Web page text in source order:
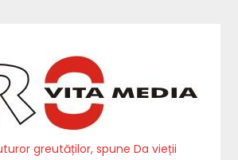
greutăților, spune Da vieții